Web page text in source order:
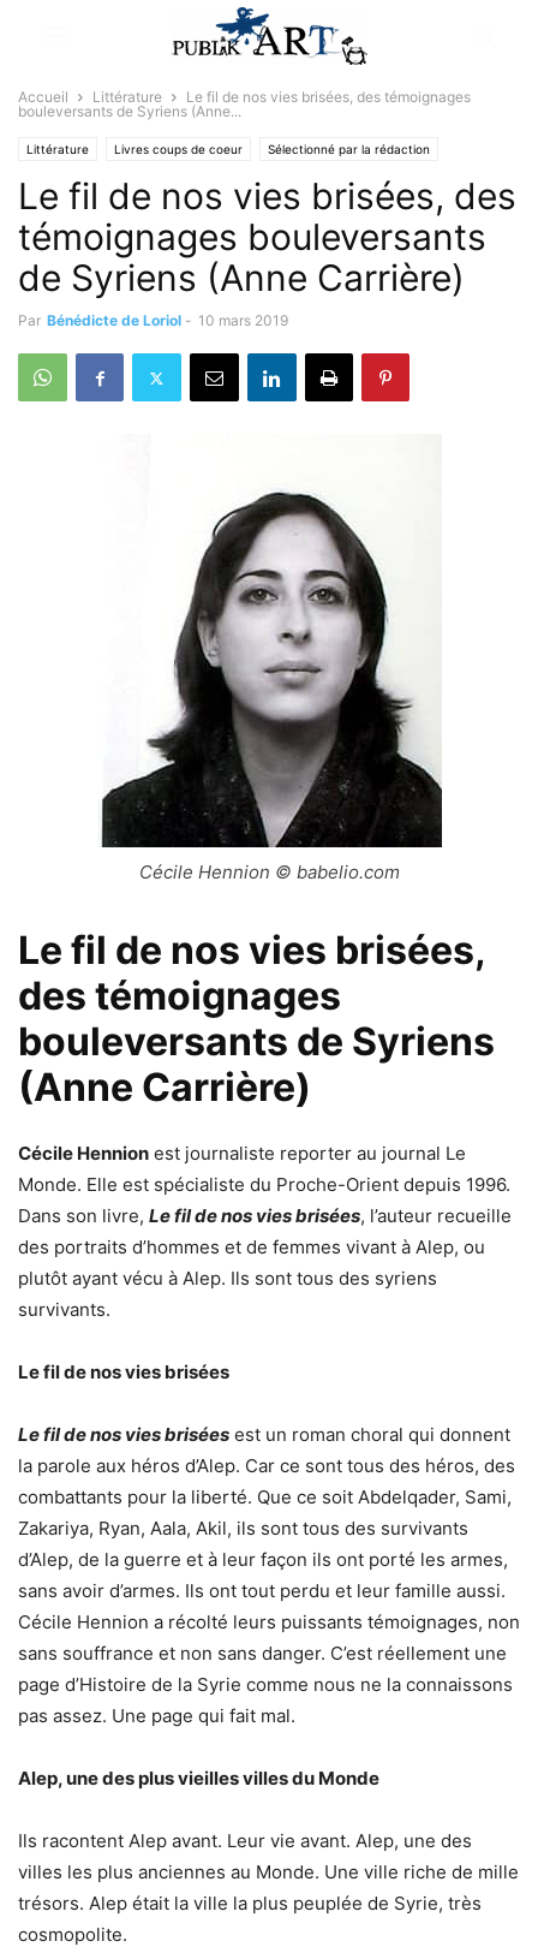
Accueil Littérature
Le fil de nos vies brisées, des témoignages
bouleversants de Syriens (Anne...
Littérature Livres coups de coeur Sélectionné par la rédaction
Le fil de nos vies brisées, des
témoignages bouleversants
de Syriens (Anne Carrière)
Par Bénédicte de Loriol - 10 mars 2019
Cécile Hennion © babelio.com
Le fil de nos vies brisées,
des témoignages
bouleversants de Syriens
(Anne Carrière)
Cécile Hennion est journaliste reporter au journal Le
Monde. Elle est spécialiste du Proche-Orient depuis 1996.
Dans son livre, Le fil de nos vies brisées, l’auteur recueille
des portraits d’hommes et de femmes vivant à Alep, ou
plutôt ayant vécu à Alep. Ils sont tous des syriens
survivants.
Le fil de nos vies brisées
Le fil de nos vies brisées est un roman choral qui donnent
la parole aux héros d’Alep. Car ce sont tous des héros, des
combattants pour la liberté. Que ce soit Abdelqader, Sami,
Zakariya, Ryan, Aala, Akil, ils sont tous des survivants
d’Alep, de la guerre et à leur façon ils ont porté les armes,
sans avoir d’armes. Ils ont tout perdu et leur famille aussi.
Cécile Hennion a récolté leurs puissants témoignages, non
sans souffrance et non sans danger. C’est réellement une
page d’Histoire de la Syrie comme nous ne la connaissons
pas assez. Une page qui fait mal.
Alep, une des plus vieilles villes du Monde
Ils racontent Alep avant. Leur vie avant. Alep, une des
villes les plus anciennes au Monde. Une ville riche de mille
trésors. Alep était la ville la plus peuplée de Syrie, très
cosmopolite.